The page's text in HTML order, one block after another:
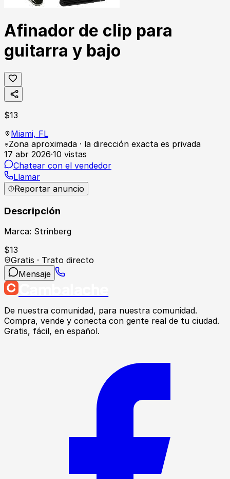
Afinador de clip para
guitarra y bajo
$13
Miami, FL
Zona aproximada · la dirección exacta es privada
17 abr 2026·10 vistas
Chatear con el vendedor
Llamar
Reportar anuncio
Descripción
Marca: Strinberg
$13
Gratis · Trato directo
Mensaje
De nuestra comunidad, para nuestra comunidad.
Compra, vende y conecta con gente real de tu ciudad.
Gratis, fácil, en español.